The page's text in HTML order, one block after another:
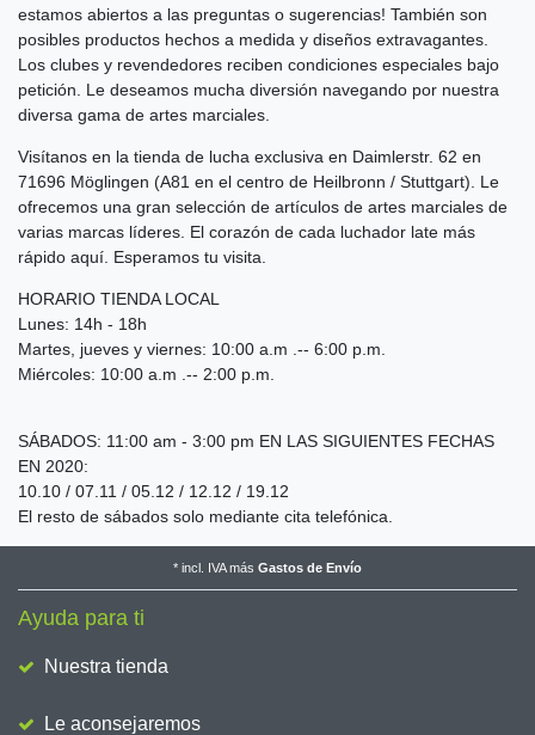
estamos abiertos a las preguntas o sugerencias! También son
posibles productos hechos a medida y diseños extravagantes.
Los clubes y revendedores reciben condiciones especiales bajo
petición. Le deseamos mucha diversión navegando por nuestra
diversa gama de artes marciales.
Visítanos en la tienda de lucha exclusiva en Daimlerstr. 62 en
71696 Möglingen (A81 en el centro de Heilbronn / Stuttgart). Le
ofrecemos una gran selección de artículos de artes marciales de
varias marcas líderes. El corazón de cada luchador late más
rápido aquí. Esperamos tu visita.
HORARIO TIENDA LOCAL
Lunes: 14h - 18h
Martes, jueves y viernes: 10:00 a.m .-- 6:00 p.m.
Miércoles: 10:00 a.m .-- 2:00 p.m.
SÁBADOS: 11:00 am - 3:00 pm EN LAS SIGUIENTES FECHAS
EN 2020:
10.10 / 07.11 / 05.12 / 12.12 / 19.12
El resto de sábados solo mediante cita telefónica.
* incl. IVAmás Gastos de Envío
Ayuda para ti
Nuestra tienda
Le aconsejaremos